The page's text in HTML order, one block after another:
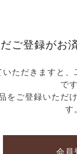
だご登録がお
ただきますと
です
をご登録いただ
す
会員